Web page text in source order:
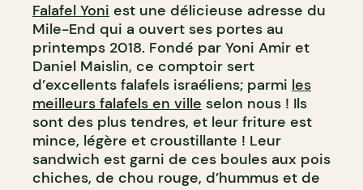
Falafel Yoni est une délicieuse adresse du
Mile-End qui a ouvert ses portes au
printemps 2018. Fondé par Yoni Amir et
Daniel Maislin, ce comptoir sert
d’excellents falafels israéliens; parmi les
meilleurs falafels en ville selon nous ! Ils
sont des plus tendres, et leur friture est
mince, légère et croustillante ! Leur
sandwich est garni de ces boules aux pois
chiches, de chou rouge, d’hummus et de